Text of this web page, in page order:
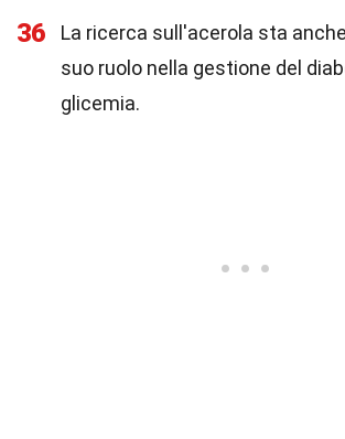
36
La ricerca sull'acerola sta
suo ruolo nella gestione del
glicemia.